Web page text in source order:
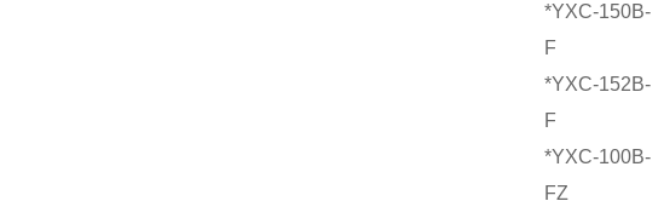
*YXC-150B-
F
*YXC-152B-
F
*YXC-100B-
FZ